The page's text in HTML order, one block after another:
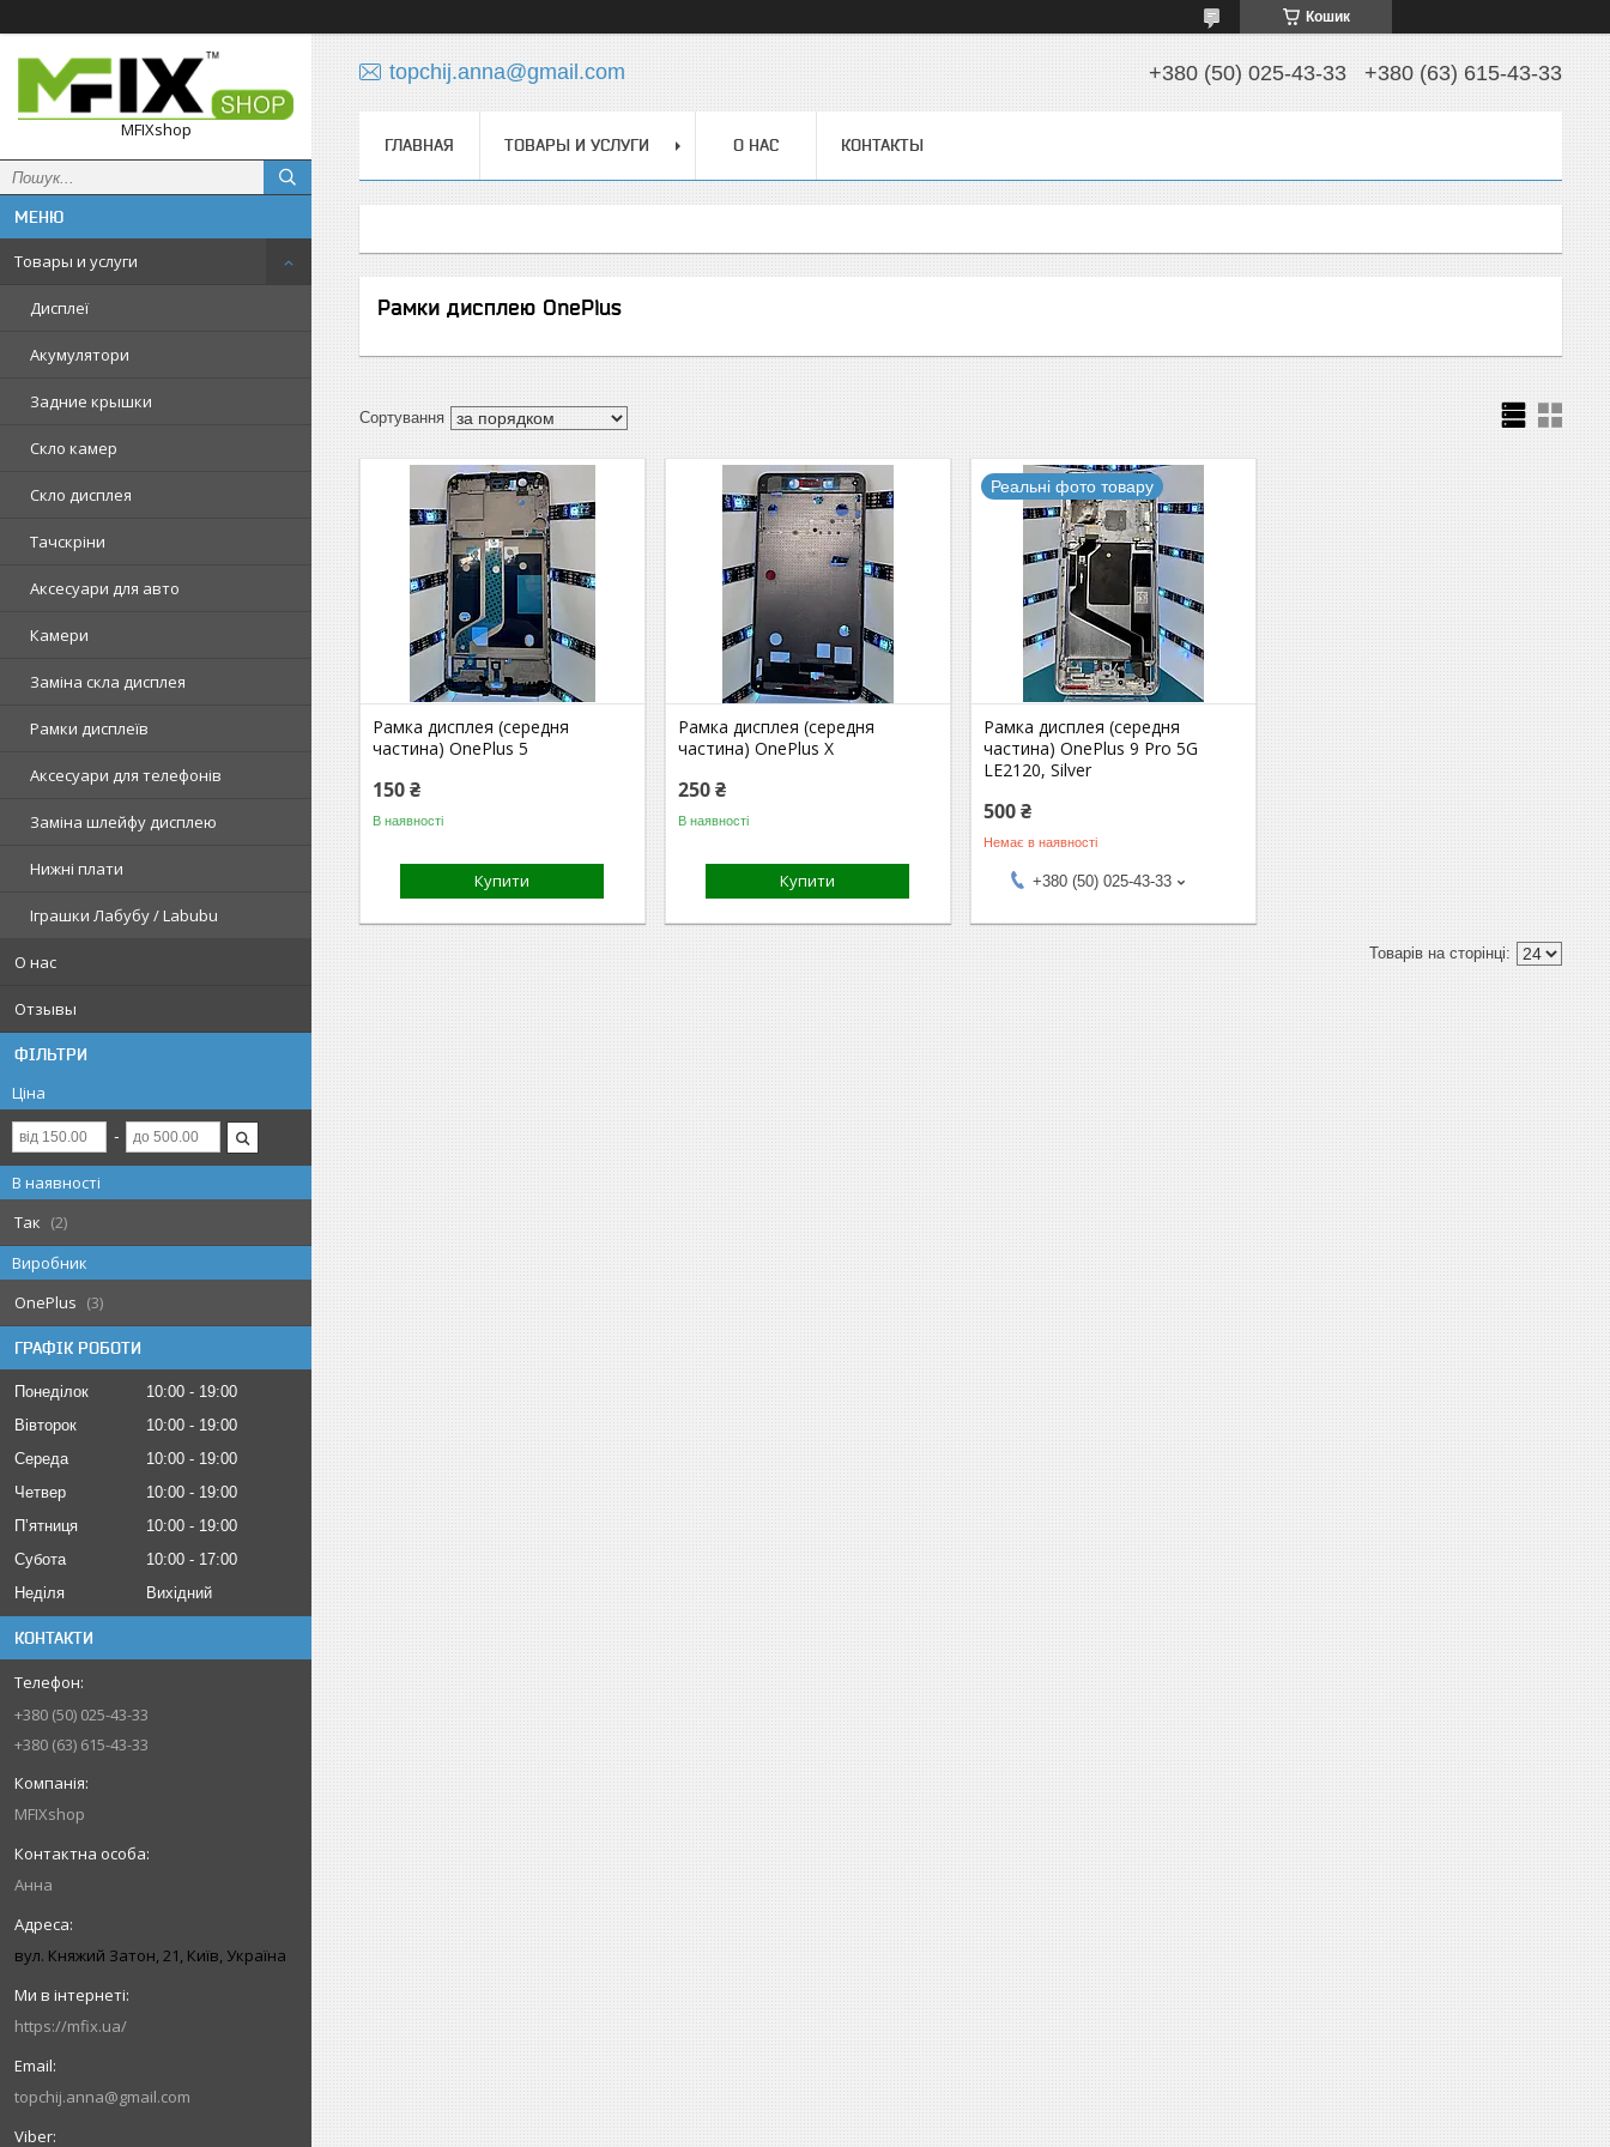
Кошик
MFIXshop
Товары и услуги
Дисплеї
Акумулятори
Задние крышки
Скло камер
Скло дисплея
Тачскріни
Аксесуари для авто
Камери
Заміна скла дисплея
Рамки дисплеїв
Аксесуари для телефонів
Заміна шлейфу дисплею
Нижні плати
Іграшки Лабубу / Labubu
О нас
Отзывы
ФІЛЬТРИ
Ціна
В наявності
Так
2
Виробник
OnePlus
3
ГРАФІК РОБОТИ
Понеділок 10:00
19:00
Вівторок
10:00
19:00
Середа
10:00
19:00
Четвер
10:00
19:00
Пʼятниця
10:00
19:00
Субота
10:00
17:00
Неділя
Вихідний
КОНТАКТИ
+380 (50) 025-43-33
+380 (63) 615-43-33
MFIXshop
Анна
вул. Княжий Затон, 21, Київ, Україна
https://mfix.ua/
topchij.anna@gmail.com
topchij.anna@gmail.com +380 (50) 025-43-33 +380 (63) 615-43-33
ГЛАВНАЯ ТОВАРЫ И УСЛУГИ О НАС КОНТАКТЫ
Рамки дисплею OnePlus
Рамка дисплея (середня
частина) OnePlus 5
150 ₴
В наявності
Купити
Рамка дисплея (середня
частина) OnePlus Х
250 ₴
В наявності
Купити
Реальні фото товару
Рамка дисплея (середня
частина) OnePlus 9 Pro 5G
LE2120, Silver
500 ₴
Немає в наявності
+380 (50) 025-43-33